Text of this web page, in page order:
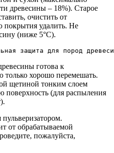
древесины – 18%). Старое
очистить от
покрытия удалить. Не
(ниже 5°С).
защита для пород
готова к
только хорошо перемешать.
щетиной тонким слоем
поверхность (для распыления
от обрабатываемой
пожалуйста,